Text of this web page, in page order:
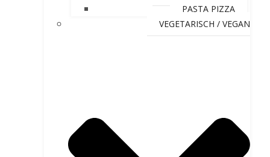
PASTA PIZZA
VEGETARISCH / VEGAN